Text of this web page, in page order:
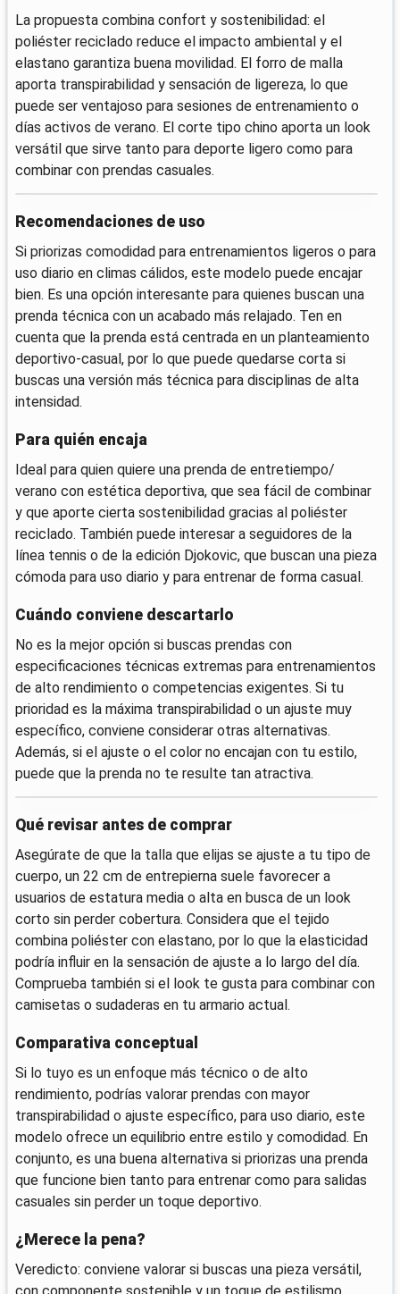
La propuesta combina confort y sostenibilidad: el
poliéster reciclado reduce el impacto ambiental y el
elastano garantiza buena movilidad. El forro de malla
aporta transpirabilidad y sensación de ligereza, lo que
puede ser ventajoso para sesiones de entrenamiento o
días activos de verano. El corte tipo chino aporta un look
versátil que sirve tanto para deporte ligero como para
combinar con prendas casuales.
Recomendaciones de uso
Si priorizas comodidad para entrenamientos ligeros o para
uso diario en climas cálidos, este modelo puede encajar
bien. Es una opción interesante para quienes buscan una
prenda técnica con un acabado más relajado. Ten en
cuenta que la prenda está centrada en un planteamiento
deportivo-casual, por lo que puede quedarse corta si
buscas una versión más técnica para disciplinas de alta
intensidad.
Para quién encaja
Ideal para quien quiere una prenda de entretiempo/
verano con estética deportiva, que sea fácil de combinar
y que aporte cierta sostenibilidad gracias al poliéster
reciclado. También puede interesar a seguidores de la
línea tennis o de la edición Djokovic, que buscan una pieza
cómoda para uso diario y para entrenar de forma casual.
Cuándo conviene descartarlo
No es la mejor opción si buscas prendas con
especificaciones técnicas extremas para entrenamientos
de alto rendimiento o competencias exigentes. Si tu
prioridad es la máxima transpirabilidad o un ajuste muy
específico, conviene considerar otras alternativas.
Además, si el ajuste o el color no encajan con tu estilo,
puede que la prenda no te resulte tan atractiva.
Qué revisar antes de comprar
Asegúrate de que la talla que elijas se ajuste a tu tipo de
cuerpo, un 22 cm de entrepierna suele favorecer a
usuarios de estatura media o alta en busca de un look
corto sin perder cobertura. Considera que el tejido
combina poliéster con elastano, por lo que la elasticidad
podría influir en la sensación de ajuste a lo largo del día.
Comprueba también si el look te gusta para combinar con
camisetas o sudaderas en tu armario actual.
Comparativa conceptual
Si lo tuyo es un enfoque más técnico o de alto
rendimiento, podrías valorar prendas con mayor
transpirabilidad o ajuste específico, para uso diario, este
modelo ofrece un equilibrio entre estilo y comodidad. En
conjunto, es una buena alternativa si priorizas una prenda
que funcione bien tanto para entrenar como para salidas
casuales sin perder un toque deportivo.
¿Merece la pena?
Veredicto: conviene valorar si buscas una pieza versátil,